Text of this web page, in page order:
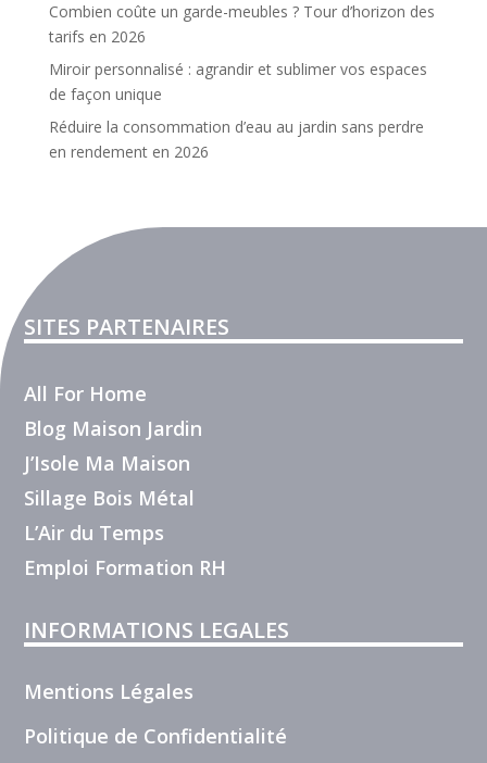
Combien coûte un garde-meubles ? Tour d’horizon des
tarifs en 2026
Miroir personnalisé : agrandir et sublimer vos espaces
de façon unique
Réduire la consommation d’eau au jardin sans perdre
en rendement en 2026
SITES PARTENAIRES
All For Home
Blog Maison Jardin
J’Isole Ma Maison
Sillage Bois Métal
L’Air du Temps
Emploi Formation RH
INFORMATIONS LEGALES
Mentions Légales
Politique de Confidentialité